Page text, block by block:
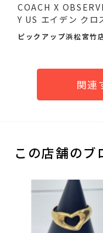
COACH X
Y US エイデン クロ
ィバ...
ピックアップ浜松宮竹
関連
この店舗のブ